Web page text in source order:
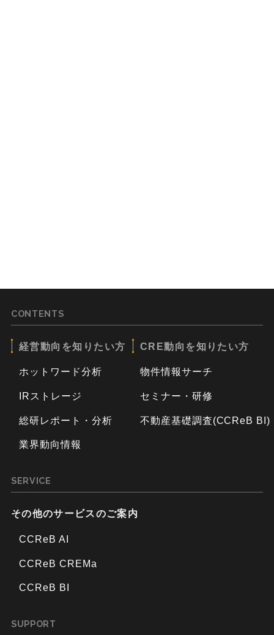
CONTENTS
経営動向を知りたい方
ホットワード分析
IRストレージ
総研レポート・分析
業界動向情報
CRE動向を知りたい方
物件情報サーチ
セミナー・研修
不動産基礎調査(CCReB BI)
SERVICE
その他のサービスのご案内
CCReB AI
CCReB CREMa
CCReB BI
SUPPORT